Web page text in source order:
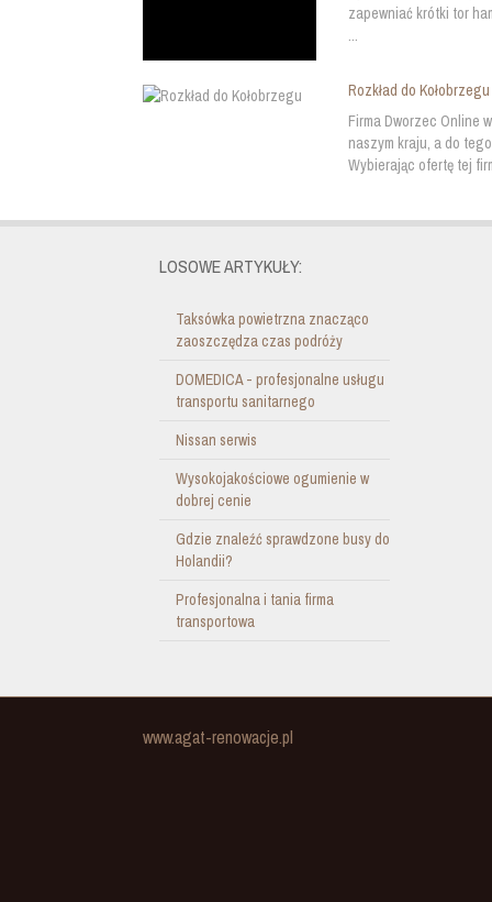
zapewniać krótki tor
...
Rozkład do Kołobrzegu
Firma Dworzec Online
naszym kraju, a do
Wybierając ofertę tej
LOSOWE ARTYKUŁY:
Taksówka powietrzna znacząco
zaoszczędza czas podróży
DOMEDICA - profesjonalne usługu
transportu sanitarnego
Nissan serwis
Wysokojakościowe ogumienie w
dobrej cenie
Gdzie znaleźć sprawdzone busy do
Holandii?
Profesjonalna i tania firma
transportowa
www.agat-renowacje.pl